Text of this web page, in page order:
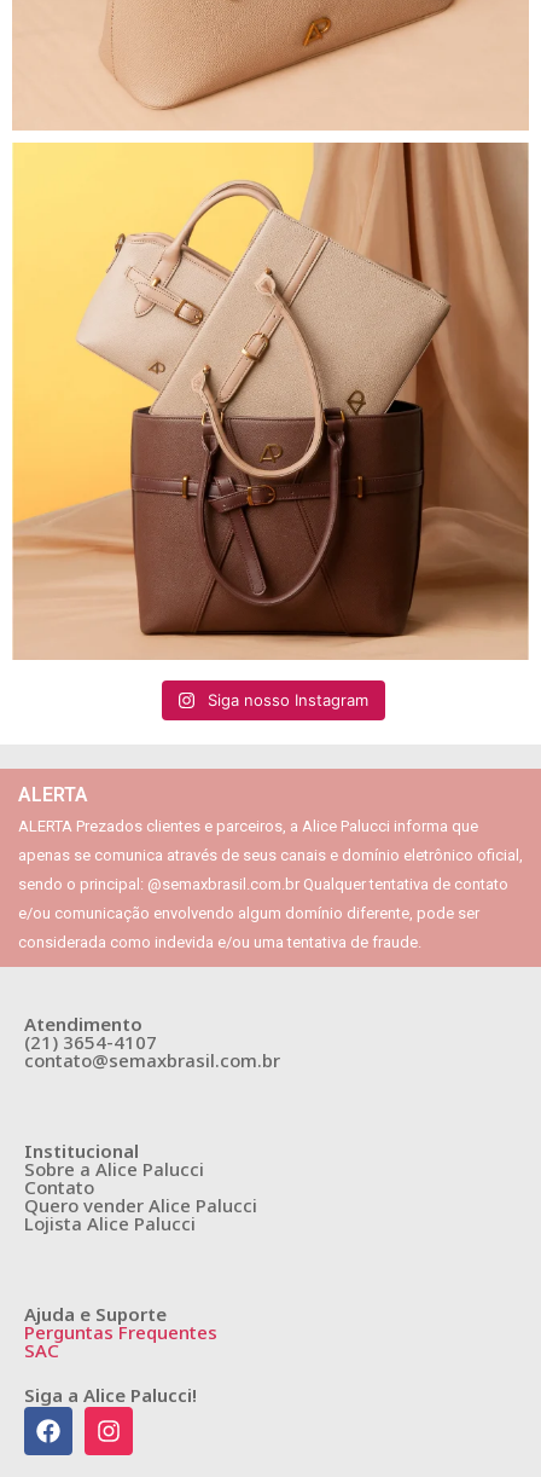
Siga nosso Instagram
ALERTA
ALERTA Prezados clientes e parceiros, a Alice Palucci informa que
apenas se comunica através de seus canais e domínio eletrônico oficial,
sendo o principal: @semaxbrasil.com.br Qualquer tentativa de contato
e/ou comunicação envolvendo algum domínio diferente, pode ser
considerada como indevida e/ou uma tentativa de fraude.
Atendimento
(21) 3654-4107
contato@semaxbrasil.com.br
Institucional
Sobre a Alice Palucci
Contato
Quero vender Alice Palucci
Lojista Alice Palucci
Ajuda e Suporte
Perguntas Frequentes
SAC
Siga a Alice Palucci!